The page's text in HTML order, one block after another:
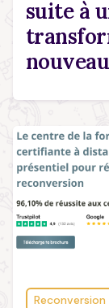
suite à